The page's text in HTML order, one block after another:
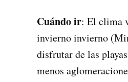
Cuándo ir: El clima
invierno invierno
disfrutar de las
menos